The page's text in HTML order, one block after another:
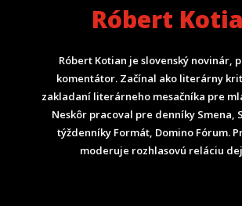
Róbert
Róbert Kotian je slovenský novinár,
komentátor. Začínal ako literárny
zakladaní literárneho mesačníka pre
Neskôr pracoval pre denníky Smena,
týždenníky Formát, Domino Fórum.
moderuje rozhlasovú reláciu